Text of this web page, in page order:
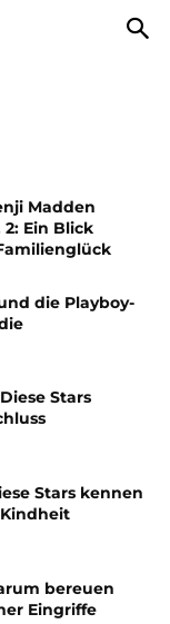
Madden
Ein Blick
die Playboy-
Stars
Stars kennen
bereuen
Eingriffe